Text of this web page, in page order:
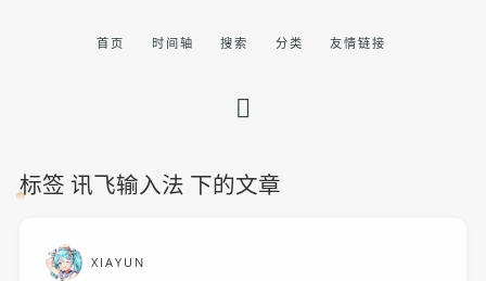
首页 时间轴 搜索 分类 友情链接
标签 讯飞输入法 下的文章
XIAYUN